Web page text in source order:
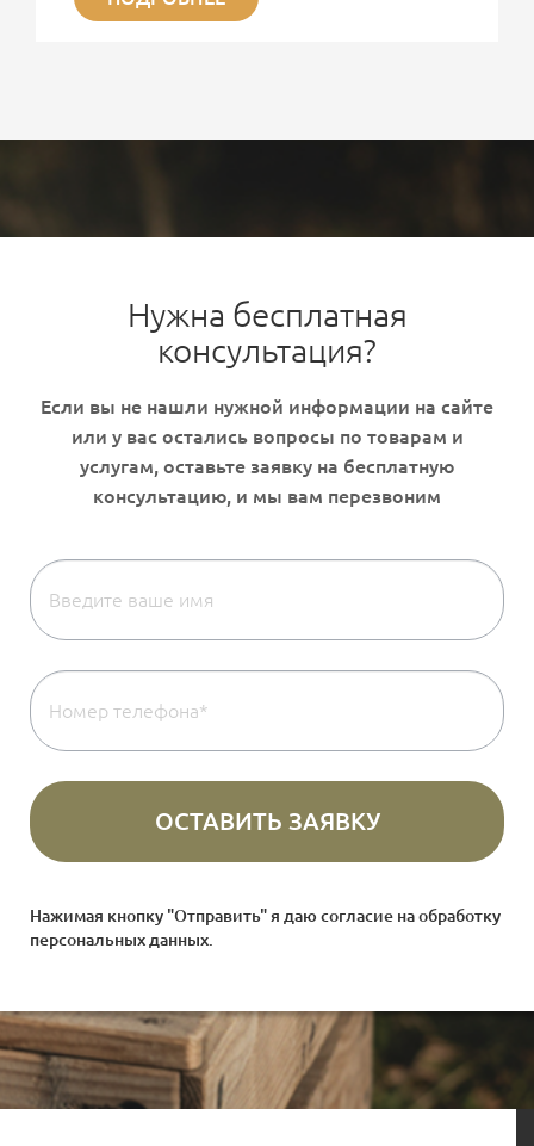
ситуациях сохраняет свою актуальность.
содержит растительных или...
Нужна бесплатная
консультация?
Нажимая кнопку "Отправить" я даю согласие наобработку
персональных данных.